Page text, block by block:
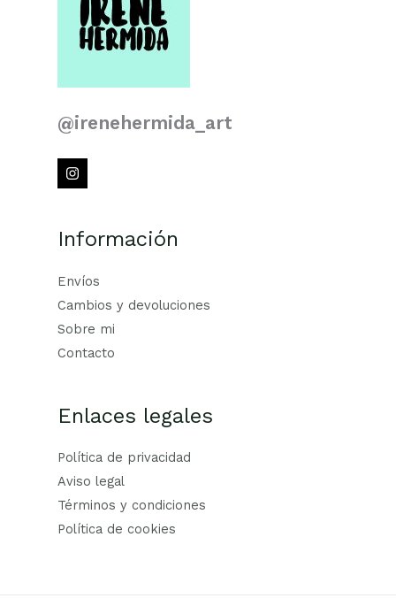
@irenehermida_art
Información
Envíos
Cambios y devoluciones
Sobre mi
Contacto
Enlaces legales
Política de privacidad
Aviso legal
Términos y condiciones
Política de cookies